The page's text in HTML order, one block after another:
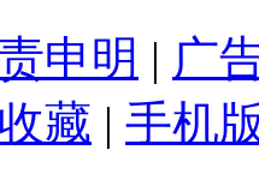
申明 | 广
藏 | 手机